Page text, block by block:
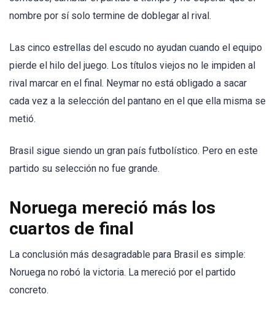
nombre por sí solo termine de doblegar al rival.
Las cinco estrellas del escudo no ayudan cuando el equipo
pierde el hilo del juego. Los títulos viejos no le impiden al
rival marcar en el final. Neymar no está obligado a sacar
cada vez a la selección del pantano en el que ella misma se
metió.
Brasil sigue siendo un gran país futbolístico. Pero en este
partido su selección no fue grande.
Noruega mereció más los
cuartos de final
La conclusión más desagradable para Brasil es simple:
Noruega no robó la victoria. La mereció por el partido
concreto.